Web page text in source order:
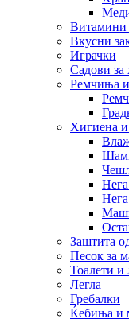
Витамини
Вкусни
Играчки
Садови за
Ремчиња
Хигиена и
Заштита
Песок за
Тоалети и
Легла
Гребалки
Ќебиња и